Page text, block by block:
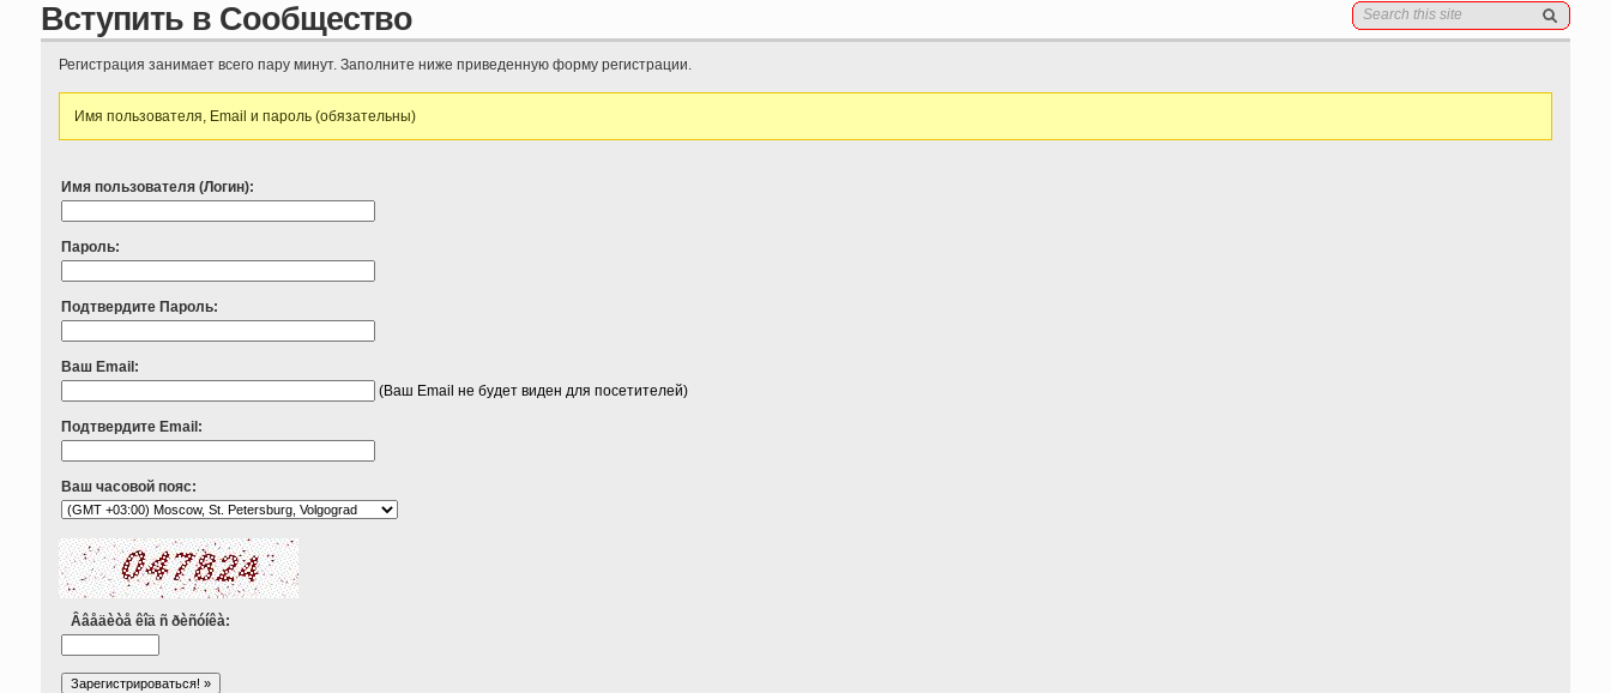
Вступить в Сообщество
Регистрация занимает всего пару минут. Заполните ниже приведенную форму регистрации.
Имя пользователя, Email и пароль (обязательны)
Имя пользователя (Логин):
Пароль:
Подтвердите Пароль:
Ваш Email:
(Ваш Email не будет виден для посетителей)
Подтвердите Email:
Ваш часовой пояс:
Ââåäèòå êîä ñ ðèñóíêà: